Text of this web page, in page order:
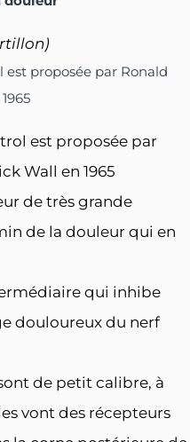
proposée par Ronald
est proposée par
Wall en 1965
de très grande
de la douleur qui en
qui inhibe
douloureux du nerf
de petit calibre, à
vont des récepteurs